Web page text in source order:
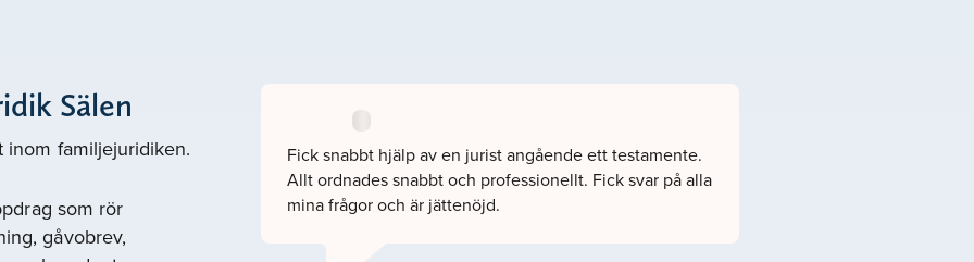
Sälen
inom familjejuridiken.
som rör
gåvobrev,
Fick snabbt hjälp av en jurist angående ett testamente.
Allt ordnades snabbt och professionellt. Fick svar på alla
mina frågor och är jättenöjd.